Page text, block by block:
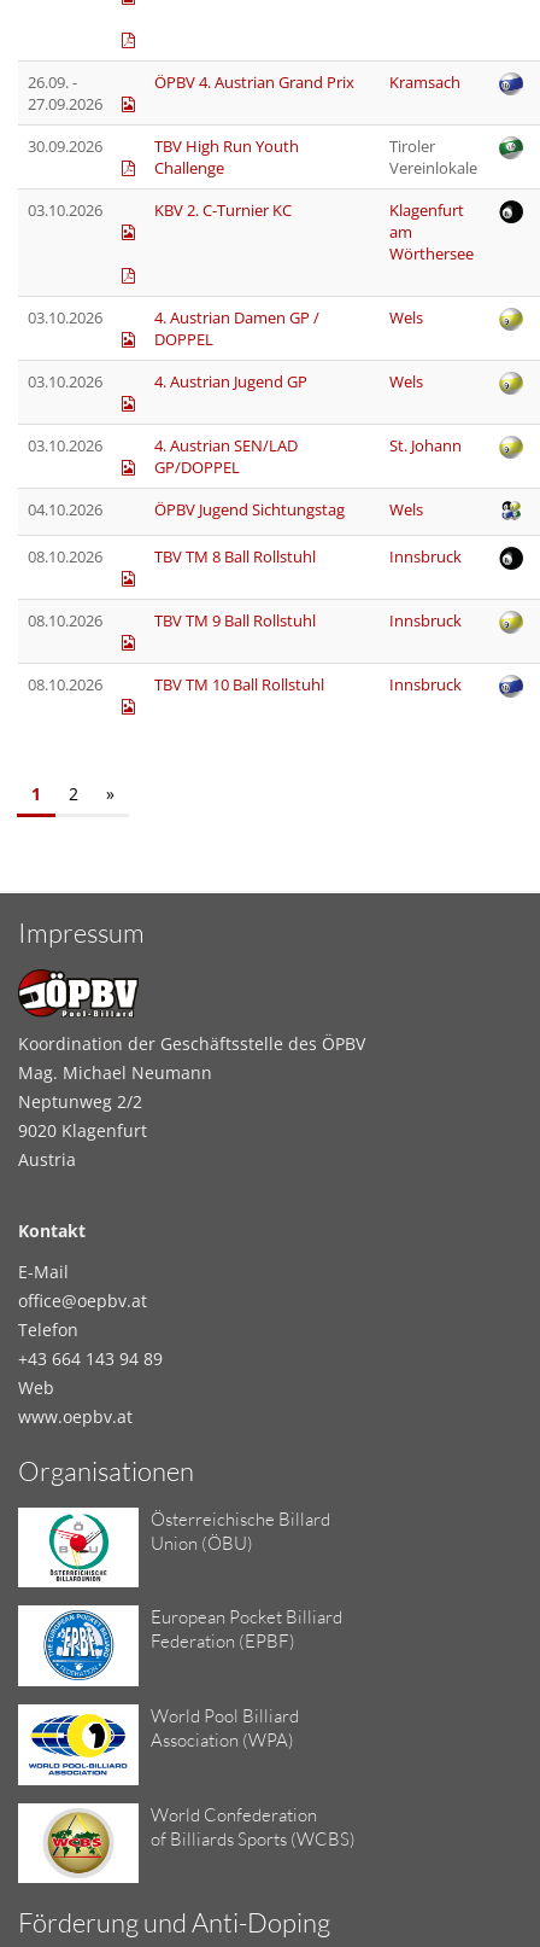
26.09. -
27.09.2026
ÖPBV 4. Austrian Grand Prix Kramsach
30.09.2026
TBV High Run Youth
Challenge
Tiroler
Vereinlokale
03.10.2026
KBV 2. C-Turnier KC
Klagenfurt
am
Wörthersee
03.10.2026
4. Austrian Damen GP /
DOPPEL
Wels
03.10.2026 4. Austrian Jugend GP Wels
03.10.2026
4. Austrian SEN/LAD
GP/DOPPEL
St. Johann
04.10.2026 ÖPBV Jugend Sichtungstag Wels
08.10.2026 TBV TM 8 Ball Rollstuhl Innsbruck
08.10.2026 TBV TM 9 Ball Rollstuhl Innsbruck
08.10.2026 TBV TM 10 Ball Rollstuhl Innsbruck
1 2 »
Impressum
Koordination der Geschäftsstelle des ÖPBV
Mag. Michael Neumann
Neptunweg 2/2
9020 Klagenfurt
Austria
Kontakt
E-Mail
office@oepbv.at
Telefon
+43 664 143 94 89
Web
www.oepbv.at
Organisationen
Österreichische Billard
Union (ÖBU)
European Pocket Billiard
Federation (EPBF)
World Pool Billiard
Association (WPA)
World Confederation
of Billiards Sports (WCBS)
Förderung und Anti-Doping